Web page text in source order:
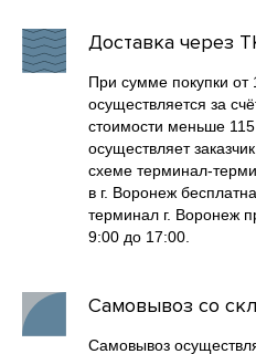
Доставка через
При сумме покупки от
осуществляется за
стоимости меньше
осуществляет
схеме терминал-
в г. Воронеж
терминал г. Воронеж
9:00 до 17:00.
Самовывоз со
Самовывоз